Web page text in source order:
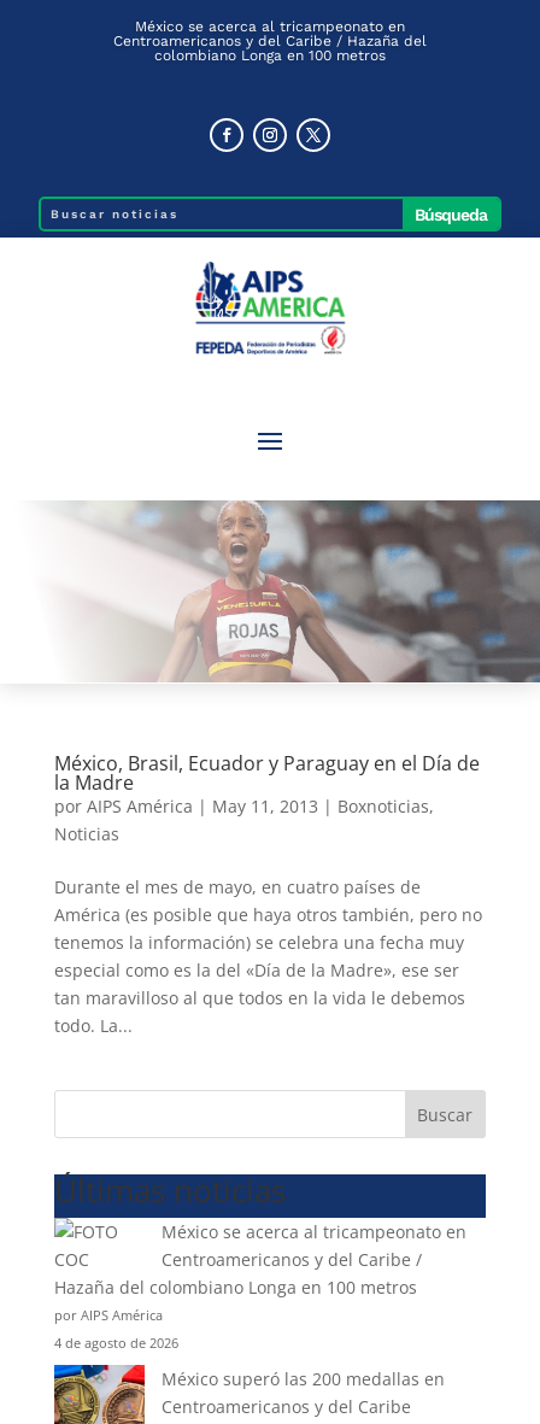
México se acerca al tricampeonato en
Centroamericanos y del Caribe / Hazaña del
colombiano Longa en 100 metros
México, Brasil, Ecuador y Paraguay en el Día de
la Madre
por AIPS América | May 11, 2013 | Boxnoticias,
Noticias
Durante el mes de mayo, en cuatro países de
América (es posible que haya otros también, pero no
tenemos la información) se celebra una fecha muy
especial como es la del «Día de la Madre», ese ser
tan maravilloso al que todos en la vida le debemos
todo. La...
Buscar
Últimas noticias
México se acerca al tricampeonato en
Centroamericanos y del Caribe /
Hazaña del colombiano Longa en 100 metros
por AIPS América
4 de agosto de 2026
México superó las 200 medallas en
Centroamericanos y del Caribe